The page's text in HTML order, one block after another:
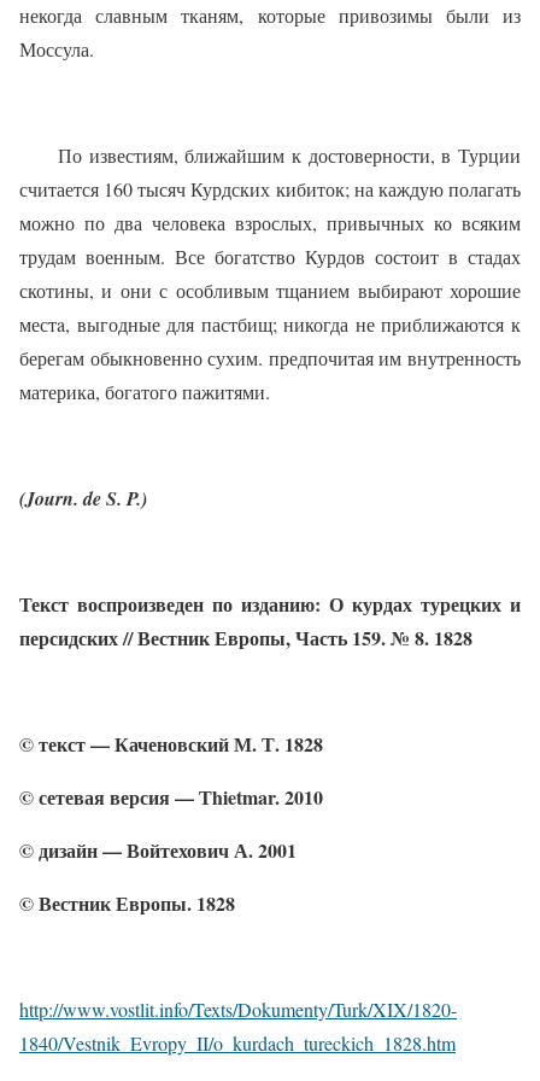
некогда славным тканям, которые привозимы были из
Моссула.
По известиям, ближайшим к достоверности, в Турции
считается 160 тысяч Курдских кибиток; на каждую полагать
можно по два человека взрослых, привычных ко всяким
трудам военным. Все богатство Курдов состоит в стадах
скотины, и они с особливым тщанием выбирают хорошие
местa, выгодные для пастбищ; никогда не приближаются к
берегам обыкновенно сухим. предпочитая им внутренность
материка, богатого пажитями.
(Journ. de S. P.)
Текст воспроизведен по изданию: О курдах турецких и
персидских // Вестник Европы, Часть 159. № 8. 1828
© текст — Каченовский М. Т. 1828
© сетевая версия — Тhietmar. 2010
© дизайн — Войтехович А. 2001
© Вестник Европы. 1828
http://www.vostlit.info/Texts/Dokumenty/Turk/XIX/1820-
1840/Vestnik_Evropy_II/o_kurdach_tureckich_1828.htm